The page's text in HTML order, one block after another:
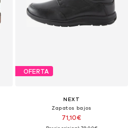
OFERTA
NEXT
Zapatos bajos
71,10€